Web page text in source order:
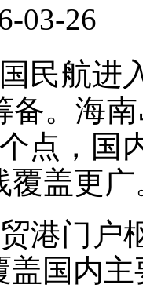
03-26
民航进
备。海
点，国
覆盖更广
门户
盖国内